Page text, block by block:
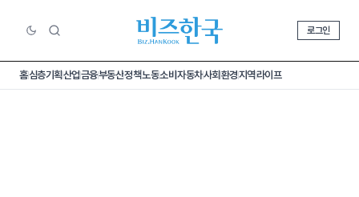
로그인
홈심층기획산업금융부동산정책노동소비 자동차사회환경지역라이프